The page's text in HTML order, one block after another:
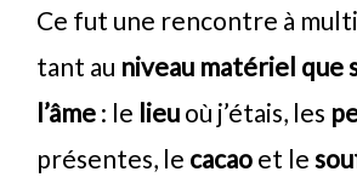
Ce fut une rencontre à
tant au niveau matériel que
l’âme : le lieu où j’étais, les
présentes, le cacao et le